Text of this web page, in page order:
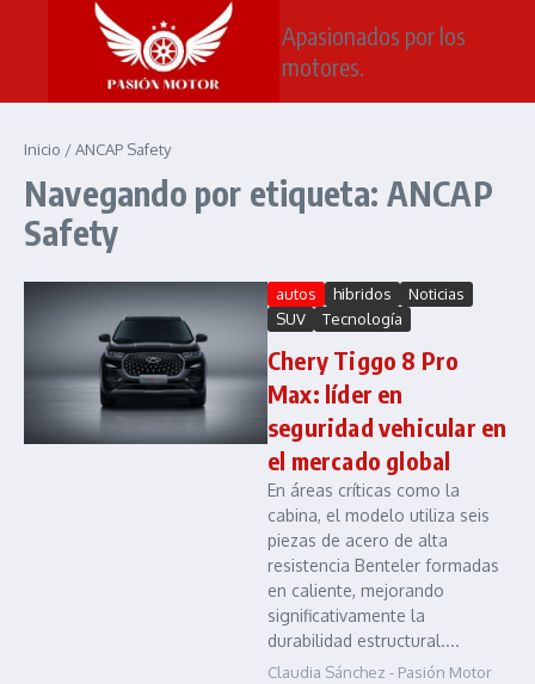
Saltar al contenido
Apasionados por los
motores.
Inicio /ANCAP Safety
Navegando por etiqueta: ANCAP
Safety
autos hibridos
Noticias
SUV
Tecnología
Chery Tiggo 8 Pro
Max: líder en
seguridad vehicular en
el mercado global
En áreas críticas como la
cabina, el modelo utiliza seis
piezas de acero de alta
resistencia Benteler formadas
en caliente, mejorando
significativamente la
durabilidad estructural....
Claudia Sánchez - Pasión Motor